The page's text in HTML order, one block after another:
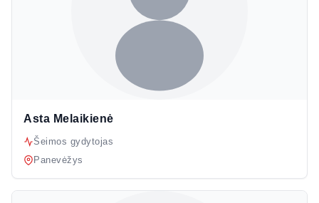
Asta Melaikienė
Šeimos gydytojas
Panevėžys